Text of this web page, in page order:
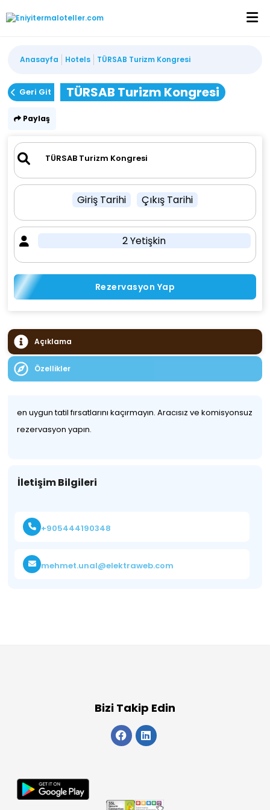
Anasayfa Hotels TÜRSAB Turizm Kongresi
Geri Git TÜRSAB Turizm Kongresi
Paylaş
Giriş Tarihi Çıkış Tarihi
2 Yetişkin
Rezervasyon Yap
Açıklama
Özellikler
en uygun tatil fırsatlarını kaçırmayın. Aracısız ve komisyonsuz
rezervasyon yapın.
İletişim Bilgileri
+905444190348
mehmet.unal@elektraweb.com
Bizi Takip Edin